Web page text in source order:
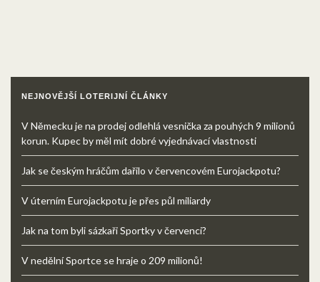
NEJNOVĚJŠÍ LOTERIJNÍ ČLÁNKY
V Německu je na prodej odlehlá vesnička za pouhých 9 milionů
korun. Kupec by měl mít dobré vyjednávací vlastnosti
Jak se českým hráčům dařilo v červencovém Eurojackpotu?
V úterním Eurojackpotu je přes půl miliardy
Jak na tom byli sázkaři Sportky v červenci?
V nedělní Sportce se hraje o 209 milionů!